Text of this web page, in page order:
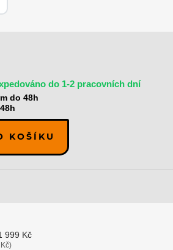
do 1-2 pracovních dní
do 48h
KOŠÍKU
999 Kč